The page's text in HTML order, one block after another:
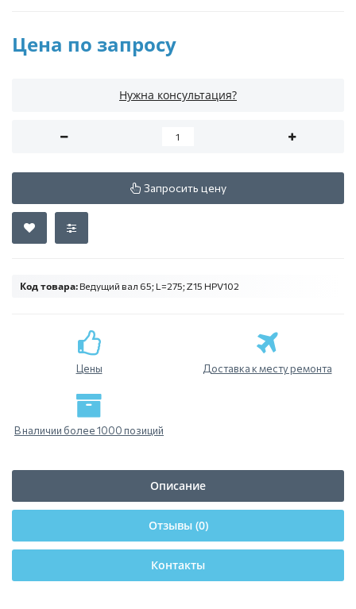
Цена по запросу
Нужна консультация?
Запросить цену
Код товара: Ведущий вал 65; L=275; Z15 HPV102
Цены Доставка к месту ремонта
В наличии более 1000 позиций
Описание
Отзывы (0)
Контакты